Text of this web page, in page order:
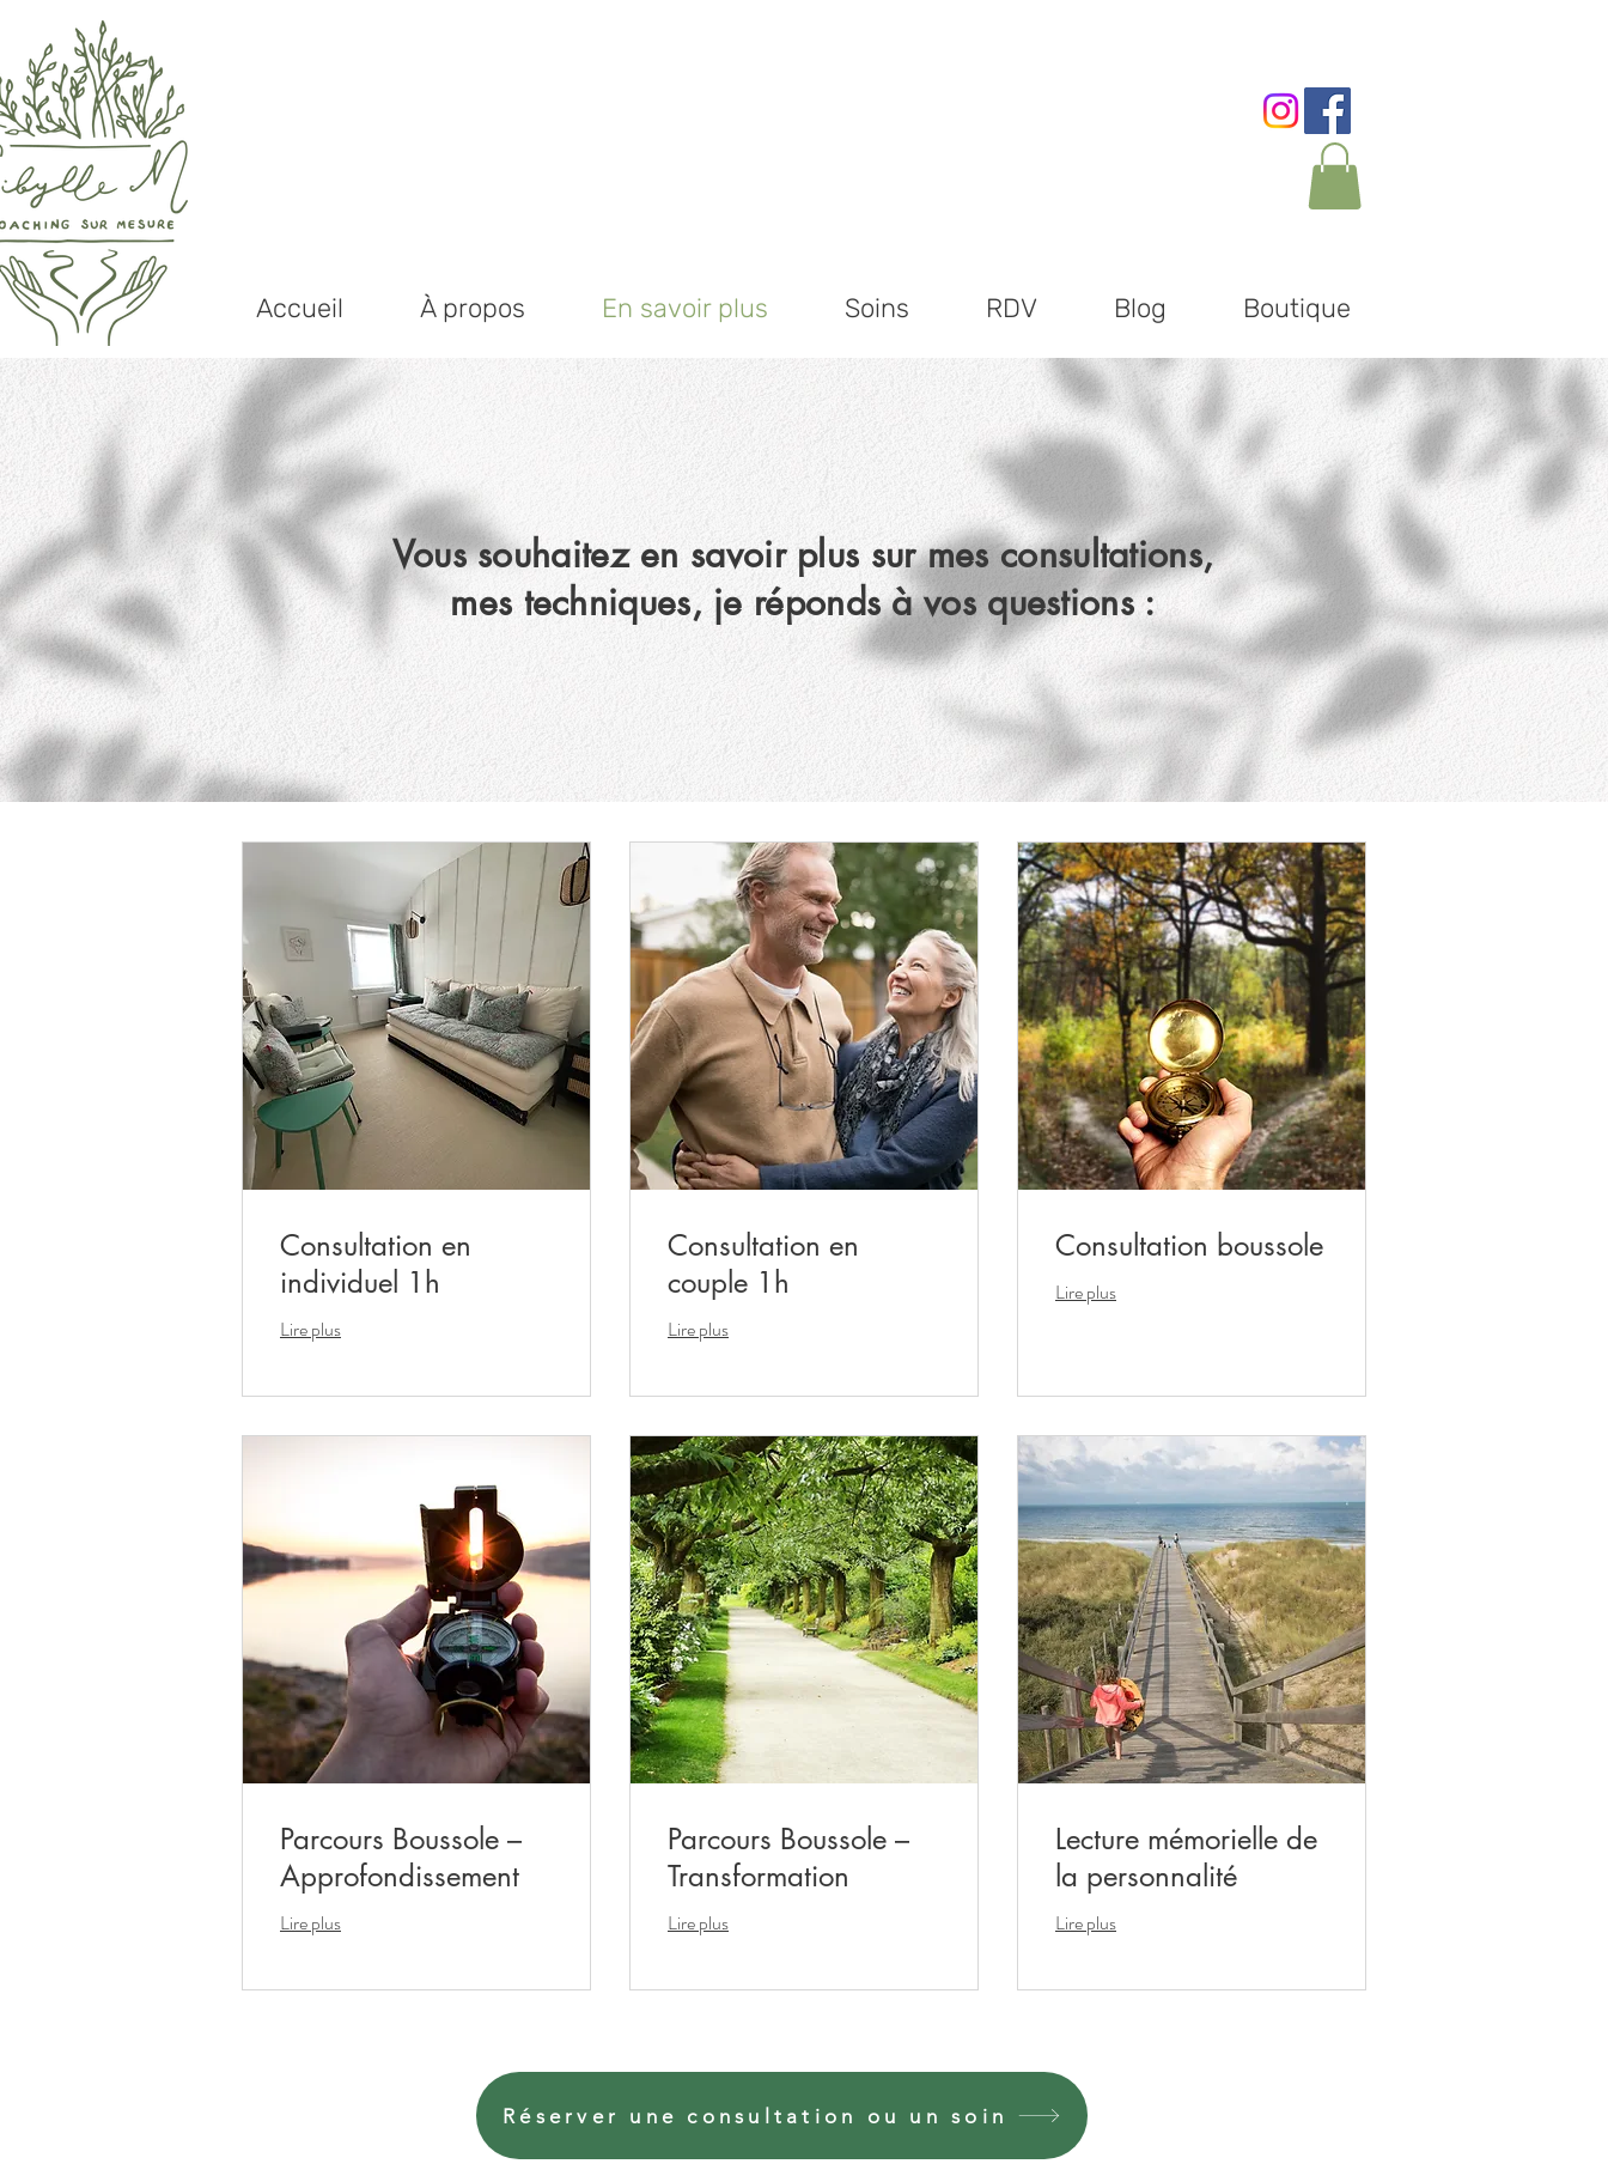
Accueil À propos En savoir plus Soins RDV Blog Boutique
Vous souhaitez en savoir plus sur mes consultations,
mes techniques, je réponds à vos questions :
Consultation en
individuel 1h
Lire plus
Consultation en
couple 1h
Lire plus
Consultation boussole
Lire plus
Parcours Boussole –
Approfondissement
Lire plus
Parcours Boussole –
Transformation
Lire plus
Lecture mémorielle de
la personnalité
Lire plus
Réserver une consultation ou un soin